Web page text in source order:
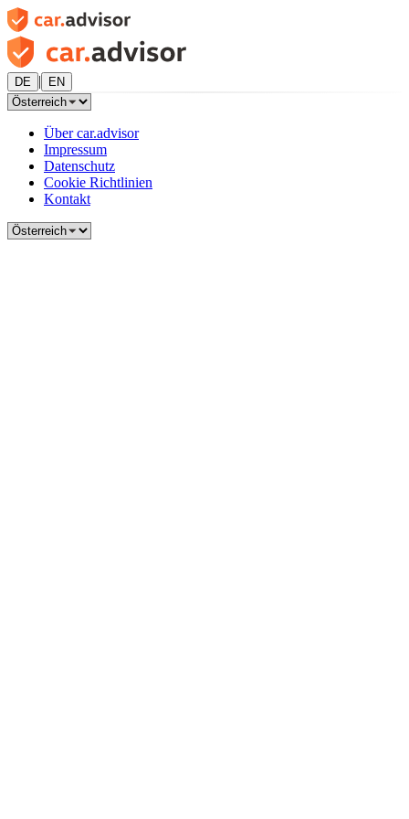
DE | EN
Über car.advisor
Impressum
Datenschutz
Cookie Richtlinien
Kontakt